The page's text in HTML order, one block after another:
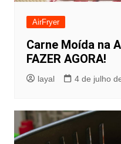
AirFryer
Carne Moída na
FAZER AGORA!
layal 4 de julho